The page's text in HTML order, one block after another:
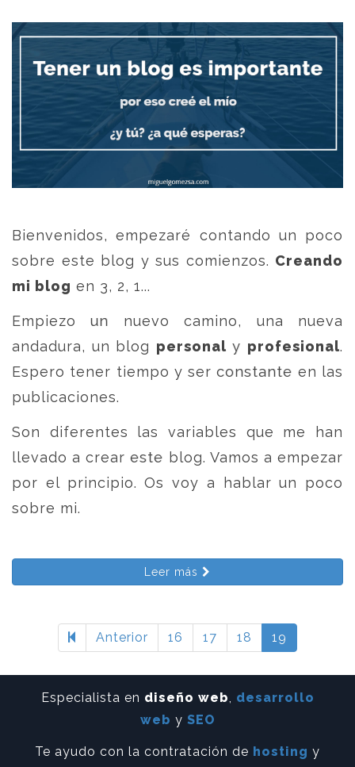
Bienvenidos, empezaré contando un poco
sobre este blog y sus comienzos. Creando
mi blog en 3, 2, 1...
Empiezo un nuevo camino, una nueva
andadura, un blog personal y profesional.
Espero tener tiempo y ser constante en las
publicaciones.
Son diferentes las variables que me han
llevado a crear este blog. Vamos a empezar
por el principio. Os voy a hablar un poco
sobre mi.
Leer más
Anterior 16 17 18 19
Especialista en diseño web
desarrollo
web y SEO
Te ayudo con la contratación de hosting y